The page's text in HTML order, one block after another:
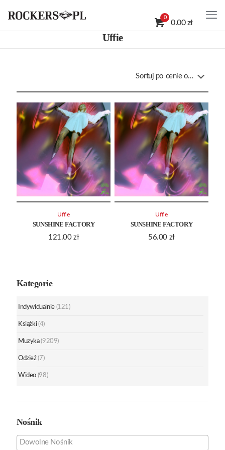
0
0.00 zł
Uffie
SUNSHINE FACTORY
121.00 zł
Uffie
SUNSHINE FACTORY
56.00 zł
Uffie
Kategorie
Indywidualnie (121)
Książki (4)
Muzyka (9209)
Odzież (7)
Wideo (98)
Nośnik